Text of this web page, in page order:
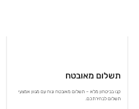
תשלום מאובטח
קנו בביטחון מלא – תשלום מאובטח ונוח עם מגוון אמצעי
תשלום לבחירתכם.